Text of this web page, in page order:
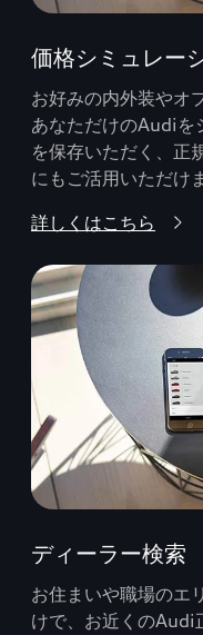
価格シミュレー
お好みの内外装やオ
あなただけのAudiを
を保存いただく、正
にもご活用いただけ
詳しくはこちら
ディーラー検索
お住まいや職場のエ
けで、お近くのAudi